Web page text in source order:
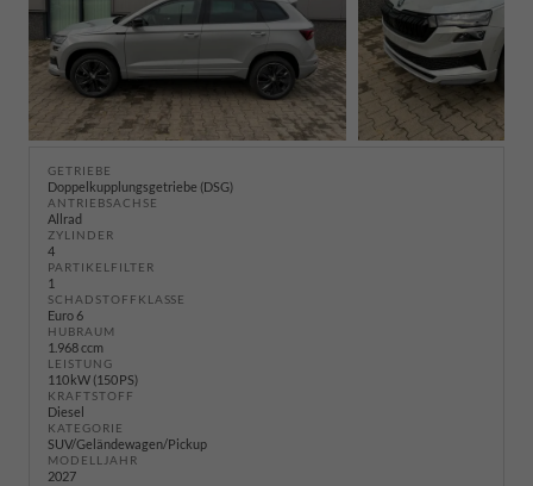
GETRIEBE
Doppelkupplungsgetriebe (DSG)
ANTRIEBSACHSE
Allrad
ZYLINDER
4
PARTIKELFILTER
1
SCHADSTOFFKLASSE
Euro 6
HUBRAUM
1.968 ccm
LEISTUNG
110 kW (150 PS)
KRAFTSTOFF
Diesel
KATEGORIE
SUV/Geländewagen/Pickup
MODELLJAHR
2027